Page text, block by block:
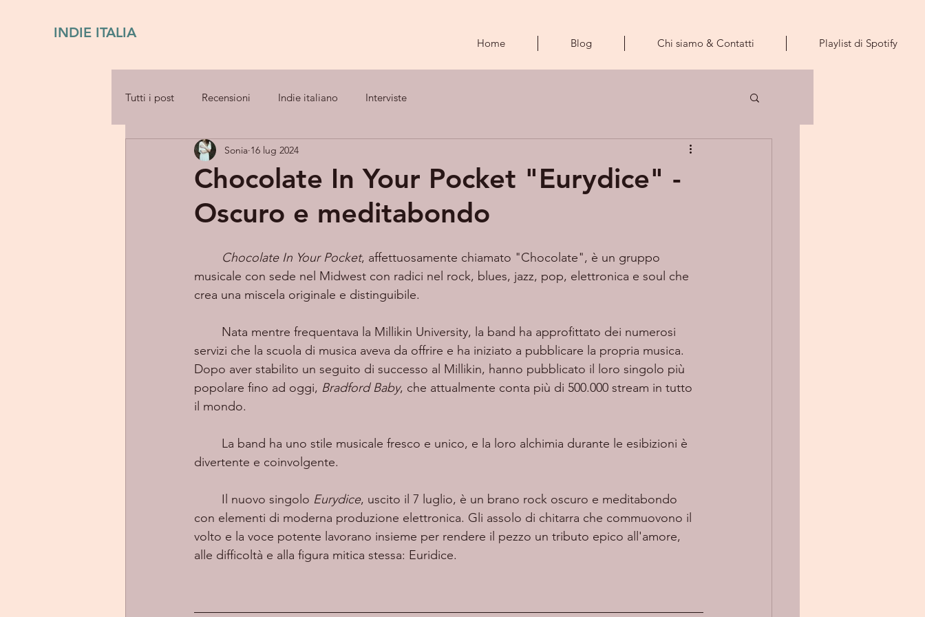
INDIE ITALIA
Home Blog Chi siamo & Contatti Playlist di Spotify
Tutti i post Recensioni Indie italiano Interviste
Chocolate In Your Pocket "Eurydice" -
Oscuro e meditabondo
Sonia 16 lug 2024
Chocolate In Your Pocket, affettuosamente chiamato "Chocolate", è un gruppo
musicale con sede nel Midwest con radici nel rock, blues, jazz, pop, elettronica e soul che
crea una miscela originale e distinguibile.
servizi che la scuola di musica aveva da offrire e ha iniziato a pubblicare la propria musica.
Dopo aver stabilito un seguito di successo al Millikin, hanno pubblicato il loro singolo più
popolare fino ad oggi, Bradford Baby, che attualmente conta più di 500.000 stream in tutto
il mondo.
divertente e coinvolgente.
Il nuovo singolo Eurydice, uscito il 7 luglio, è un brano rock oscuro e meditabondo
con elementi di moderna produzione elettronica. Gli assolo di chitarra che commuovono il
volto e la voce potente lavorano insieme per rendere il pezzo un tributo epico all'amore,
alle difficoltà e alla figura mitica stessa: Euridice.